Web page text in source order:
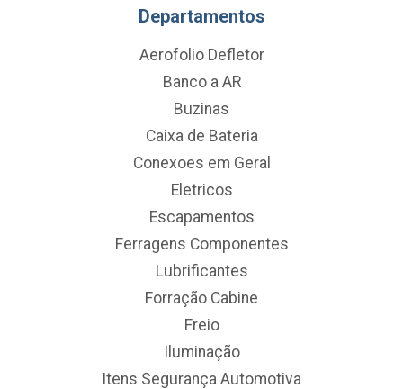
Departamentos
Aerofolio Defletor
Banco a AR
Buzinas
Caixa de Bateria
Conexoes em Geral
Eletricos
Escapamentos
Ferragens Componentes
Lubrificantes
Forração Cabine
Freio
Iluminação
Itens Segurança Automotiva